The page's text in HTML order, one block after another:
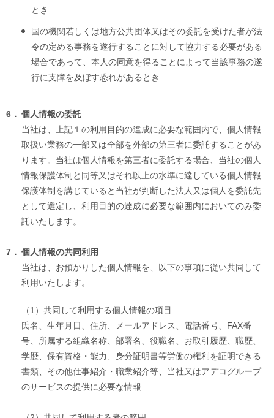
とき
国の機関若しくは地方公共団体又はその委託を受けた者が法
令の定める事務を遂行することに対して協力する必要がある
場合であって、本人の同意を得ることによって当該事務の遂
行に支障を及ぼす恐れがあるとき
6． 個人情報の委託
当社は、上記１の利用目的の達成に必要な範囲内で、個人情報
取扱い業務の一部又は全部を外部の第三者に委託することがあ
ります。当社は個人情報を第三者に委託する場合、当社の個人
情報保護体制と同等又はそれ以上の水準に達している個人情報
保護体制を講じていると当社が判断した法人又は個人を委託先
として選定し、利用目的の達成に必要な範囲内においてのみ委
託いたします。
7． 個人情報の共同利用
当社は、お預かりした個人情報を、以下の事項に従い共同して
利用いたします。
（1） 共同して利用する個人情報の項目
氏名、生年月日、住所、メールアドレス、電話番号、FAX番
号、所属する組織名称、部署名、役職名、お取引履歴、職歴、
学歴、保有資格・能力、身分証明書等労働の権利を証明できる
書類、その他仕事紹介・職業紹介等、当社又はアデコグループ
のサービスの提供に必要な情報